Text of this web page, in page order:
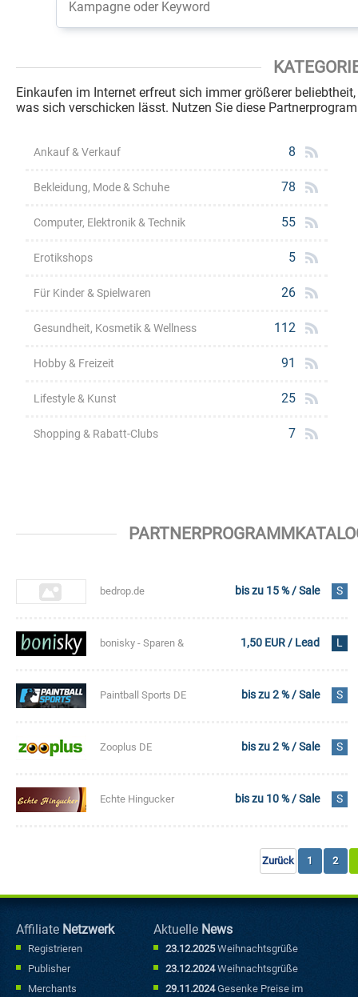
Einkaufen im Internet erfreut sich immer größerer
was sich verschicken lässt. Nutzen Sie diese
Ankauf & Verkauf 8
Bekleidung, Mode & Schuhe 78
Computer, Elektronik & Technik 55
Erotikshops 5
Für Kinder & Spielwaren 26
Gesundheit, Kosmetik & Wellness 112
Hobby & Freizeit 91
Lifestyle & Kunst 25
Shopping & Rabatt-Clubs 7
bedrop.de bis zu 15 % / Sale S
bonisky - Sparen & 1,50 EUR / Lead L
Paintball Sports DE bis zu 2 % / Sale S
Zooplus DE bis zu 2 % / Sale S
Echte Hingucker bis zu 10 % / Sale S
Zurück 1 2
Affiliate Netzwerk
Registrieren
Publisher
Merchants
Aktuelle News
23.12.2025Weihnachtsgrüße
23.12.2024Weihnachtsgrüße
29.11.2024Gesenke Preise im